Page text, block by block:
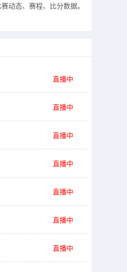
动态、赛程、比分数据。
直播中
直播中
直播中
直播中
直播中
直播中
直播中